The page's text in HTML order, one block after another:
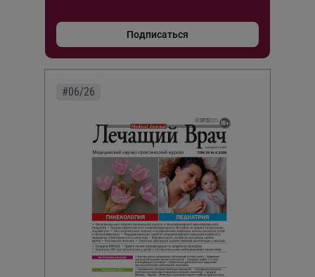
Подписаться
#06/26